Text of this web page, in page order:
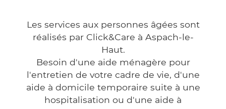
Les services aux personnes âgées sont
réalisés par Click&Care à Aspach-le-
Haut.
Besoin d'une aide ménagère pour
l'entretien de votre cadre de vie, d'une
aide à domicile temporaire suite à une
hospitalisation ou d'une aide à